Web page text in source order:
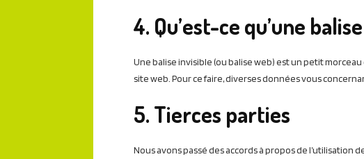
4. Qu’est-ce qu’une
Une balise invisible (ou balise web) est un petit
site web. Pour ce faire, diverses données vous
5. Tierces parties
Nous avons passé des accords à propos de l’utilisation